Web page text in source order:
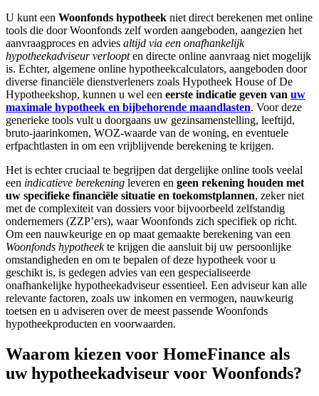
U kunt een Woonfonds hypotheek niet direct berekenen met online
tools die door Woonfonds zelf worden aangeboden, aangezien het
aanvraagproces en advies altijd via een onafhankelijk
hypotheekadviseur verloopten directe online aanvraag niet mogelijk
is. Echter, algemene online hypotheekcalculators, aangeboden door
diverse financiële dienstverleners zoals Hypotheek House of De
Hypotheekshop, kunnen u wel een eerste indicatie geven van uw
maximale hypotheek en bijbehorende maandlasten. Voor deze
generieke tools vult u doorgaans uw gezinsamenstelling, leeftijd,
bruto-jaarinkomen, WOZ-waarde van de woning, en eventuele
erfpachtlasten in om een vrijblijvende berekening te krijgen.
Het is echter cruciaal te begrijpen dat dergelijke online tools veelal
een indicatieve berekening leveren en geen rekening houden met
uw specifieke financiële situatie en toekomstplannen, zeker niet
met de complexiteit van dossiers voor bijvoorbeeld zelfstandig
ondernemers (ZZP’ers), waar Woonfonds zich specifiek op richt.
Om een nauwkeurige en op maat gemaakte berekening van een
Woonfonds hypotheekte krijgen die aansluit bij uw persoonlijke
omstandigheden en om te bepalen of deze hypotheek voor u
geschikt is, is gedegen advies van een gespecialiseerde
onafhankelijke hypotheekadviseur essentieel. Een adviseur kan alle
relevante factoren, zoals uw inkomen en vermogen, nauwkeurig
toetsen en u adviseren over de meest passende Woonfonds
hypotheekproducten en voorwaarden.
Waarom kiezen voor HomeFinance als
uw hypotheekadviseur voor Woonfonds?